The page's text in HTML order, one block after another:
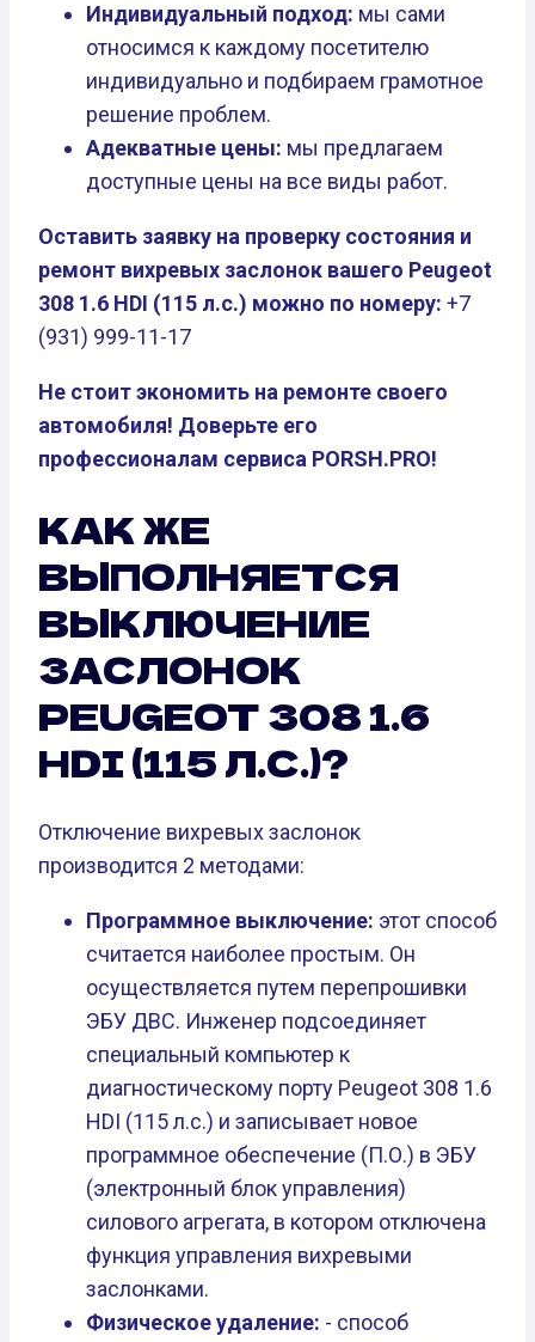
Индивидуальный подход: мы сами
относимся к каждому посетителю
индивидуально и подбираем грамотное
решение проблем.
Адекватные цены: мы предлагаем
доступные цены на все виды работ.
Оставить заявку на проверку состояния и
ремонт вихревых заслонок вашего Peugeot
308 1.6 HDI (115 л.с.) можно по номеру: +7
(931) 999-11-17
Не стоит экономить на ремонте своего
автомобиля! Доверьте его
профессионалам сервиса PORSH.PRO!
КАК ЖЕ
ВЫПОЛНЯЕТСЯ
ВЫКЛЮЧЕНИЕ
ЗАСЛОНОК
PEUGEOT 308 1.6
HDI (115 Л.С.)?
Отключение вихревых заслонок
производится 2 методами:
Программное выключение: этот способ
считается наиболее простым. Он
осуществляется путем перепрошивки
ЭБУ ДВС. Инженер подсоединяет
специальный компьютер к
диагностическому порту Peugeot 308 1.6
HDI (115 л.с.) и записывает новое
программное обеспечение (П.О.) в ЭБУ
(электронный блок управления)
силового агрегата, в котором отключена
функция управления вихревыми
заслонками.
Физическое удаление: - способ